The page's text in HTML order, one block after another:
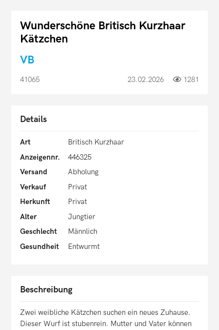
Wunderschöne Britisch Kurzhaar
Kätzchen
VB
41065 23.02.2026 1281
Details
Art
Britisch Kurzhaar
Anzeigennr.
446325
Versand
Abholung
Verkauf
Privat
Herkunft
Privat
Alter
Jungtier
Geschlecht
Männlich
Gesundheit
Entwurmt
Beschreibung
Zwei weibliche Kätzchen suchen ein neues Zuhause.
Dieser Wurf ist stubenrein. Mutter und Vater können